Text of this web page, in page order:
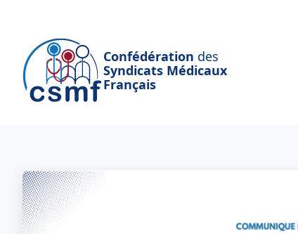
Confédération des
Syndicats Médicaux
Français